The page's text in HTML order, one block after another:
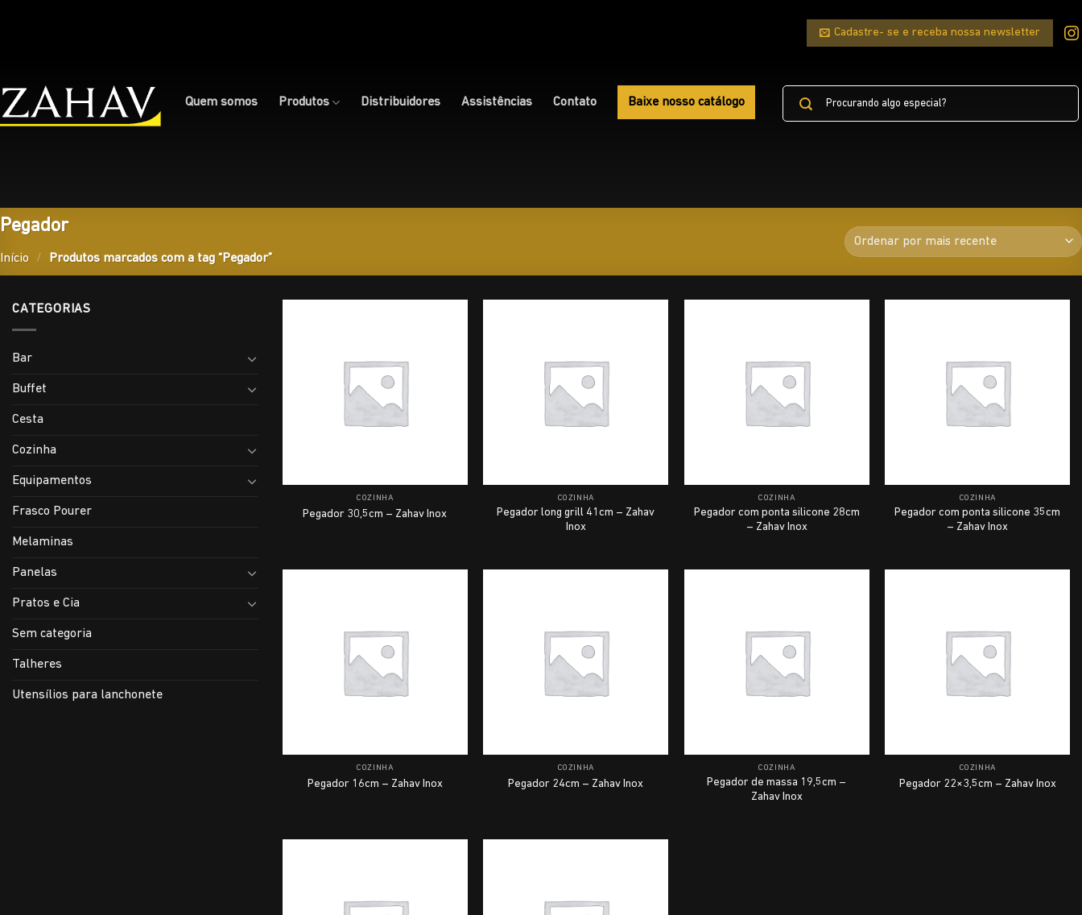
Cadastre- se e receba nossa newsletter
Quem somos Produtos Distribuidores Assistências Contato Baixe nosso catálogo
Pesquisar
Pegador
Início / Produtos marcados com a tag “Pegador”
CATEGORIAS
Bar
Buffet
Cesta
Cozinha
Equipamentos
Frasco Pourer
Melaminas
Panelas
Pratos e Cia
Sem categoria
Talheres
Utensílios para lanchonete
COZINHA
Pegador 30,5cm – Zahav Inox
COZINHA
Pegador long grill 41cm – Zahav
Inox
COZINHA
Pegador com ponta silicone 28cm
– Zahav Inox
COZINHA
Pegador com ponta silicone 35cm
– Zahav Inox
COZINHA
Pegador 16cm – Zahav Inox
COZINHA
Pegador 24cm – Zahav Inox
COZINHA
Pegador de massa 19,5cm –
Zahav Inox
COZINHA
Pegador 22×3,5cm – Zahav Inox